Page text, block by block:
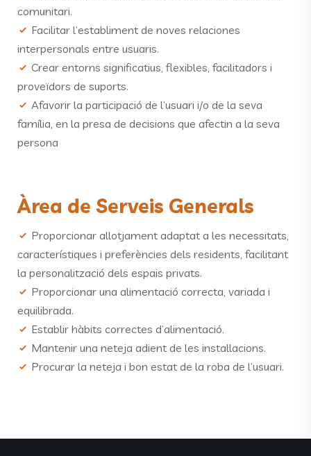
comunitari.
Facilitar l’establiment de noves relaciones
interpersonals entre usuaris.
Crear entorns significatius, flexibles, facilitadors i
proveïdors de suports.
Afavorir la participació de l’usuari i/o de la seva
família, en la presa de decisions que afectin a la seva
persona
Àrea de Serveis Generals
Proporcionar allotjament adaptat a les necessitats,
característiques i preferències dels residents, facilitant
la personalització dels espais privats.
Proporcionar una alimentació correcta, variada i
equilibrada.
Establir hàbits correctes d’alimentació.
Mantenir una neteja adient de les instal·lacions.
Procurar la neteja i bon estat de la roba de l’usuari.